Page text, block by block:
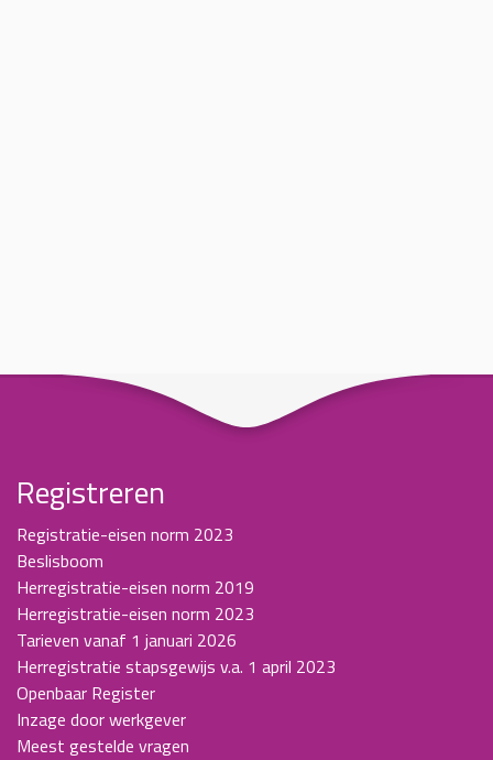
Registreren
Registratie-eisen norm 2023
Beslisboom
Herregistratie-eisen norm 2019
Herregistratie-eisen norm 2023
Tarieven vanaf 1 januari 2026
Herregistratie stapsgewijs v.a. 1 april 2023
Openbaar Register
Inzage door werkgever
Meest gestelde vragen